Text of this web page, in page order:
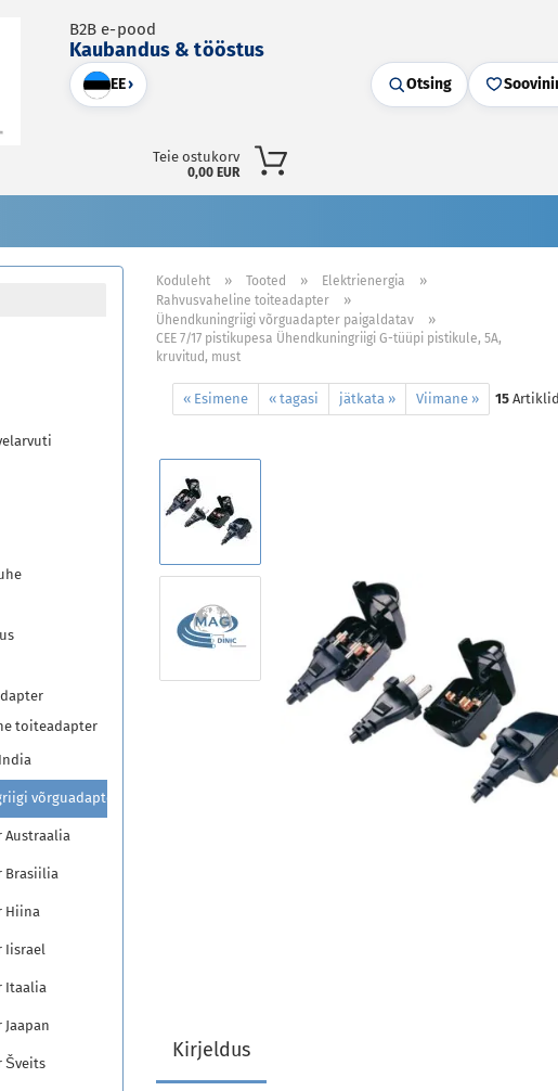
B2B e-pood
Kaubandus & tööstus
EE› Otsing
Teie ostukorv
0,00 EUR
Koduleht » Tooted » Elektrienergia »
Rahvusvaheline toiteadapter »
Ühendkuningriigi võrguadapter paigaldatav »
CEE 7/17 pistikupesa Ühendkuningriigi G-tüüpi pistikule, 5A,
kruvitud, must
« Esimene « tagasi jätkata » Viimane » 15
Kirjeldus
toiteadapter
võrguadapter paigaldatav
Austraalia
Brasiilia
Hiina
Iisrael
Itaalia
Šveits